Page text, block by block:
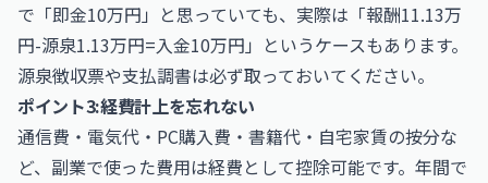
で「即金10万円」と思っていても、実際は「報酬11.13万
円-源泉1.13万円=入金10万円」というケースもあります。
源泉徴収票や支払調書は必ず取っておいてください。
ポイント3:経費計上を忘れない
通信費・電気代・PC購入費・書籍代・自宅家賃の按分な
ど、副業で使った費用は経費として控除可能です。年間で